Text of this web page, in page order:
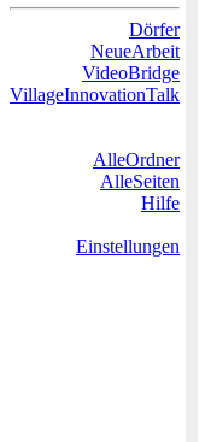
Dörfer
NeueArbeit
VideoBridge
VillageInnovationTalk
AlleOrdner
AlleSeiten
Hilfe
Einstellungen